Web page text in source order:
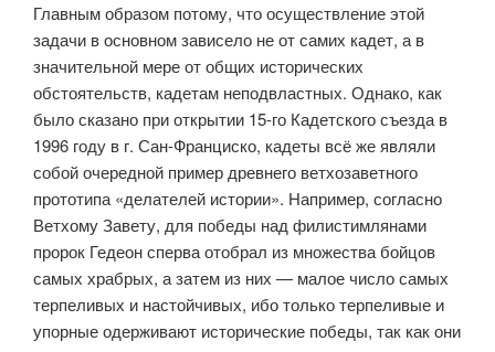
Главным образом потому, что осуществление этой
задачи в основ­ном зависело не от самих кадет, а в
значительной мере от общих истори­ческих
обстоятельств, кадетам неподвластных. Однако, как
было сказано при открытии 15-го Кадетского съезда в
1996 году в г. Сан-Франциско, кадеты всё же являли
собой очередной пример древнего ветхозаветного
прототипа «делателей истории». Например, согласно
Ветхому Завету, для победы над филистимлянами
пророк Гедеон сперва отобрал из множества бойцов
самых храбрых, а затем из них — малое число самых
терпеливых и настойчивых, ибо только терпеливые и
упорные одерживают историче­ские победы, так как они